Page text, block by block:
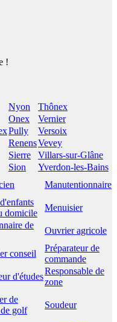
!
Nyon
Thônex
Onex
Vernier
Pully
Versoix
RenensVevey
Sierre
Villars-sur-Glâne
Sion
Yverdon-les-Bains
Manutentionnaire
domicile
Menuisier
de
Ouvrier agricole
conseil
Préparateur de
commande
d'études
Responsable de
zone
de
golf
Soudeur